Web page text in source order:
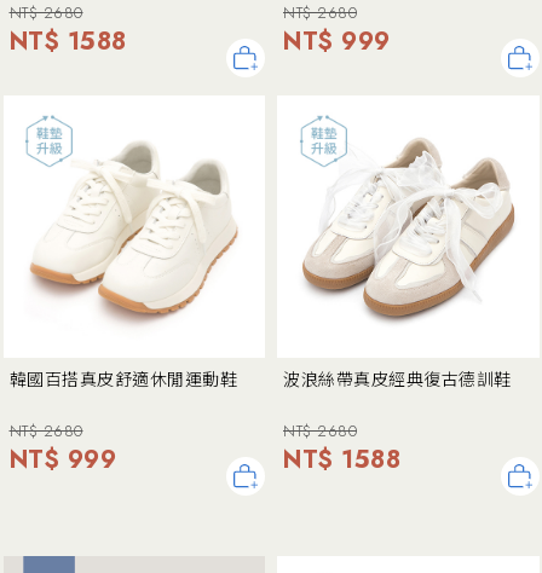
NT$ 2680
NT$ 1588
NT$ 2680
NT$ 999
韓國百搭真皮舒適休閒運動鞋
NT$ 2680
NT$ 999
波浪絲帶真皮經典復古德訓鞋
NT$ 2680
NT$ 1588